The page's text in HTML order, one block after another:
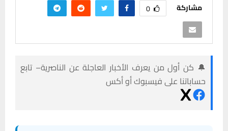
مشاركة 0
🔔 كن أول من يعرف الأخبار العاجلة عن الناصرية– تابع
حساباتنا على فيسبوك أو أكس